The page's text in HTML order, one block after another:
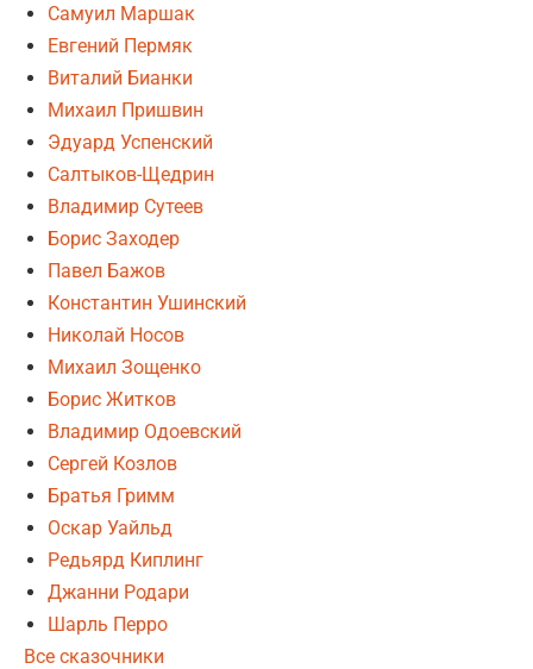
Самуил Маршак
Евгений Пермяк
Виталий Бианки
Михаил Пришвин
Эдуард Успенский
Салтыков-Щедрин
Владимир Сутеев
Борис Заходер
Павел Бажов
Константин Ушинский
Николай Носов
Михаил Зощенко
Борис Житков
Владимир Одоевский
Сергей Козлов
Братья Гримм
Оскар Уайльд
Редьярд Киплинг
Джанни Родари
Шарль Перро
Все сказочники